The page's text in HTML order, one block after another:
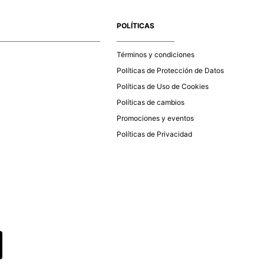
puedes ingresar al menú de “Mi cuenta - Mis Pedidos” en
POLÍTICAS
Términos y condiciones
Políticas de Protección de Datos
Políticas de Uso de Cookies
Políticas de cambios
Promociones y eventos
Políticas de Privacidad